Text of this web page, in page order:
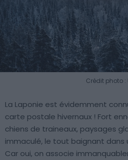
Crédit photo
La Laponie est évidemment
carte postale hivernaux ! Fort
chiens de traineaux, paysages
immaculé, le tout baignant dans
Car oui, on associe